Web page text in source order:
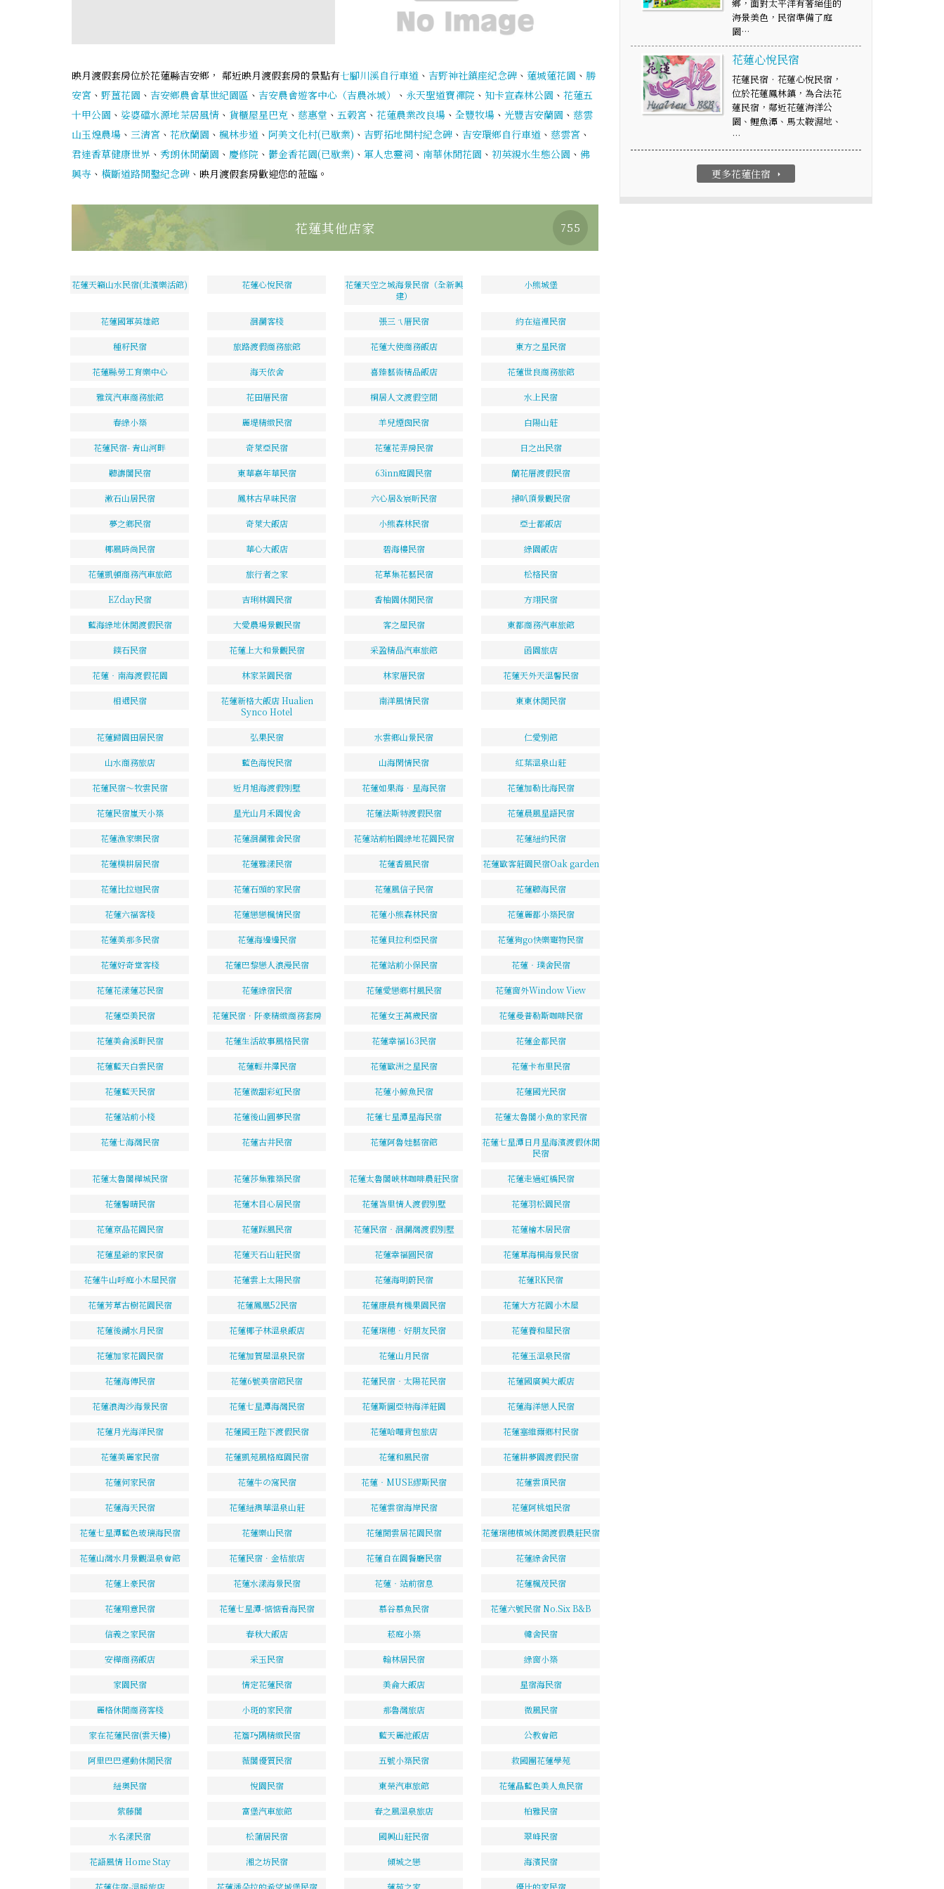
映月渡假套房位於花蓮縣吉安鄉， 鄰近映月渡假套房的景點有七腳川溪自行車道 、 吉野神社鎮座紀念碑 、 蓮城蓮花園 、 勝
安宮 、 野薑花園 、 吉安鄉農會草世紀園區 、 吉安農會遊客中心（吉農冰城） 、 永天聖道寶禪院 、 知卡宣森林公園 、 花蓮五
十甲公園 、 娑婆礑水源地茶居風情 、 貨櫃屋星巴克 、 慈惠堂 、 五榖宮 、 花蓮農業改良場 、 全豐牧場 、 光豐吉安蘭園 、 慈雲
山玉煌農場 、 三清宮 、 花欣蘭園 、 楓林步道 、 阿美文化村(已歇業) 、 吉野拓地開村紀念碑 、 吉安環鄉自行車道 、 慈雲宮 、
君達香草健康世界 、 秀朗休閒蘭園 、 慶修院 、 鬱金香花園(已歇業) 、 軍人忠靈祠 、 南華休閒花園 、 初英親水生態公園 、 佛
興寺 、 橫斷道路開鑿紀念碑 、映月渡假套房歡迎您的蒞臨。
花蓮其他店家 755
花蓮天籟山水民宿(北濱樂活館) 花蓮心悅民宿
花蓮天空之城海景民宿（全新興
建）
小熊城堡
花蓮國軍英雄館 洄瀾客棧 張三ㄟ厝民宿 約在這裡民宿
種籽民宿 旅路渡假商務旅館 花蓮大使商務飯店 東方之星民宿
花蓮縣勞工育樂中心 海天依舍 喜臻藝術精品飯店 花蓮世良商務旅館
雅筑汽車商務旅館 花田厝民宿 桐居人文渡假空間 水上民宿
春綠小築 麗堤精緻民宿 羊兒煙囪民宿 白陽山莊
花蓮民宿- 青山河畔 奇萊亞民宿 花蓮花弄房民宿 日之出民宿
聽濤閣民宿 東華嘉年華民宿 63inn庭園民宿 蘭花厝渡假民宿
漱石山居民宿 鳳林古早味民宿 六心居&宸昕民宿 掃叭頂景觀民宿
夢之鄉民宿 奇萊大飯店 小熊森林民宿 亞士都飯店
椰風時尚民宿 華心大飯店 碧海樓民宿 綠園飯店
花蓮凱頓商務汽車旅館 旅行者之家 花草集花藝民宿 松格民宿
EZday民宿 吉琍林園民宿 香柚園休閒民宿 方翊民宿
藍海綠地休閒渡假民宿 大愛農場景觀民宿 客之屋民宿 東都商務汽車旅館
鏷石民宿 花蓮上大和景觀民宿 采盈精品汽車旅館 函園旅店
花蓮‧南海渡假花園 林家茶園民宿 林家厝民宿 花蓮天外天溫馨民宿
相遇民宿
花蓮新格大飯店 Hualien
Synco Hotel
南洋風情民宿 東東休閒民宿
花蓮歸園田居民宿 弘果民宿 水雲鄉山景民宿 仁愛別館
山水商務旅店 藍色海悅民宿 山海閑情民宿 紅葉溫泉山莊
花蓮民宿～牧雲民宿 近月旭海渡假別墅 花蓮如果海．星海民宿 花蓮加勒比海民宿
花蓮民宿嵐天小築 星光山月禾園悅舍 花蓮法斯特渡假民宿 花蓮晨風星語民宿
花蓮漁家樂民宿 花蓮洄瀾雅舍民宿 花蓮站前柏園綠地花園民宿 花蓮紐約民宿
花蓮樸耕居民宿 花蓮雅漾民宿 花蓮香風民宿 花蓮歐客莊園民宿Oak garden
花蓮比拉迦民宿 花蓮石頭的家民宿 花蓮風信子民宿 花蓮聽海民宿
花蓮六福客棧 花蓮戀戀楓情民宿 花蓮小熊森林民宿 花蓮麗都小築民宿
花蓮美那多民宿 花蓮海邊邊民宿 花蓮貝拉利亞民宿 花蓮狗go快樂寵物民宿
花蓮好奇堂客棧 花蓮巴黎戀人浪漫民宿 花蓮站前小保民宿 花蓮‧璞舍民宿
花蓮花漾蓮芯民宿 花蓮綠宿民宿 花蓮愛戀鄉村風民宿 花蓮窗外Window View
花蓮亞美民宿 花蓮民宿．阡豪精緻商務套房 花蓮女王萬歲民宿 花蓮曼普勒斯咖啡民宿
花蓮美侖溪畔民宿 花蓮生活故事風格民宿 花蓮幸福163民宿 花蓮金都民宿
花蓮藍天白雲民宿 花蓮輕井澤民宿 花蓮歐洲之星民宿 花蓮卡布里民宿
花蓮藍天民宿 花蓮微甜彩虹民宿 花蓮小鯨魚民宿 花蓮國光民宿
花蓮站前小棧 花蓮後山圓夢民宿 花蓮七星潭星海民宿 花蓮太魯閣小魚的家民宿
花蓮七海灣民宿 花蓮古井民宿 花蓮阿魯娃藝宿館
花蓮七星潭日月星海濱渡假休閒
民宿
花蓮太魯閣樺城民宿 花蓮莎集雅築民宿 花蓮太魯閣峽林咖啡農莊民宿 花蓮走過虹橋民宿
花蓮馨晴民宿 花蓮木目心居民宿 花蓮峇里情人渡假別墅 花蓮羽松園民宿
花蓮京品花園民宿 花蓮踩風民宿 花蓮民宿‧洄瀾灣渡假別墅 花蓮檜木居民宿
花蓮星爺的家民宿 花蓮天石山莊民宿 花蓮幸福圓民宿 花蓮草海桐海景民宿
花蓮牛山呼庭小木屋民宿 花蓮雲上太陽民宿 花蓮海明蔚民宿 花蓮RK民宿
花蓮芳草古樹花園民宿 花蓮鳳凰52民宿 花蓮康晨有機果園民宿 花蓮大方花園小木屋
花蓮後湖水月民宿 花蓮椰子林溫泉飯店 花蓮瑞穗‧好朋友民宿 花蓮養和屋民宿
花蓮加家花園民宿 花蓮加賀屋溫泉民宿 花蓮山月民宿 花蓮玉溫泉民宿
花蓮海傳民宿 花蓮6號美宿館民宿 花蓮民宿‧太陽花民宿 花蓮國廣興大飯店
花蓮浪淘沙海景民宿 花蓮七星潭海灣民宿 花蓮斯圖亞特海洋莊園 花蓮海洋戀人民宿
花蓮月光海洋民宿 花蓮國王陛下渡假民宿 花蓮哈囉背包旅店 花蓮塞維爾鄉村民宿
花蓮美麗家民宿 花蓮凱苑風格庭園民宿 花蓮和風民宿 花蓮耕夢園渡假民宿
花蓮何家民宿 花蓮牛の窩民宿 花蓮‧MUSE繆斯民宿 花蓮雲頂民宿
花蓮海天民宿 花蓮紐澳華溫泉山莊 花蓮雲宿海岸民宿 花蓮阿桃姐民宿
花蓮七星潭藍色玻璃海民宿 花蓮樂山民宿 花蓮閒雲居花園民宿 花蓮瑞穗檳城休閒渡假農莊民宿
花蓮山灣水月景觀溫泉會館 花蓮民宿．金桔旅店 花蓮自在園餐廳民宿 花蓮綠舍民宿
花蓮上豪民宿 花蓮水漾海景民宿 花蓮‧站前宿息 花蓮楓茂民宿
花蓮翔意民宿 花蓮七星潭-惦惦看海民宿 慕谷慕魚民宿 花蓮六號民宿 No.Six B&B
信義之家民宿 春秋大飯店 菘庭小築 韓舍民宿
安樺商務飯店 采玉民宿 翰林居民宿 綠窗小築
家園民宿 情定花蓮民宿 美侖大飯店 星宿海民宿
麗格休閒商務客棧 小斑的家民宿 那魯灣旅店 微風民宿
家在花蓮民宿(雲天樓) 花簷巧隅精緻民宿 藍天麗池飯店 公教會館
阿里巴巴運動休閒民宿 薇閣優質民宿 五號小築民宿 救國團花蓮學苑
紐奧民宿 悅園民宿 東榮汽車旅館 花蓮晶藍色美人魚民宿
紫藤閣 富堡汽車旅館 春之風溫泉旅店 柏雅民宿
水名漾民宿 松蒲居民宿 國興山莊民宿 翠峰民宿
花語風情 Home Stay 湘之坊民宿 傾城之戀 海濱民宿
鄉，面對太平洋有著絕佳的
海景美色，民宿準備了庭
園…
花蓮心悅民宿
花蓮民宿‧花蓮心悅民宿，
位於花蓮鳳林鎮，為合法花
蓮民宿，鄰近花蓮海洋公
園、鯉魚潭、馬太鞍濕地、
…
更多花蓮住宿 arrow_right